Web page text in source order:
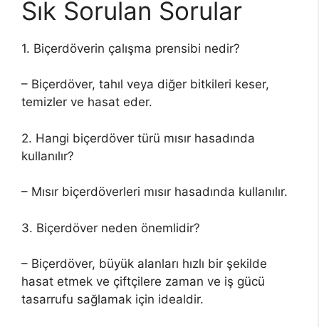
Sık Sorulan Sorular
1. Biçerdöverin çalışma prensibi nedir?
– Biçerdöver, tahıl veya diğer bitkileri keser,
temizler ve hasat eder.
2. Hangi biçerdöver türü mısır hasadında
kullanılır?
– Mısır biçerdöverleri mısır hasadında kullanılır.
3. Biçerdöver neden önemlidir?
– Biçerdöver, büyük alanları hızlı bir şekilde
hasat etmek ve çiftçilere zaman ve iş gücü
tasarrufu sağlamak için idealdir.